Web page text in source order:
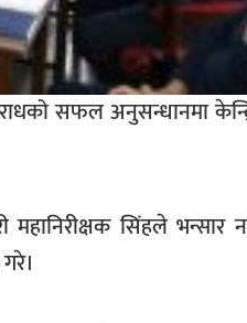
सफल अनुसन्धानमा
सिंहले भन्सार